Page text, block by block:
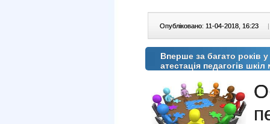
Опубліковано: 11-04-2018, 16:23 |
Вперше за багато років
атестація педагогів шкіл